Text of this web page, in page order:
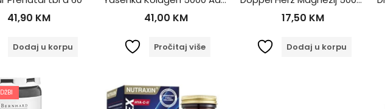
41,90 KM
Dodaj u korpu
41,00 KM
Pročitaj više
17,50 KM
Dodaj u korpu